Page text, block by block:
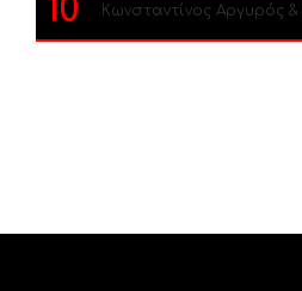
10 Κωνσταντίνος Αργυρός